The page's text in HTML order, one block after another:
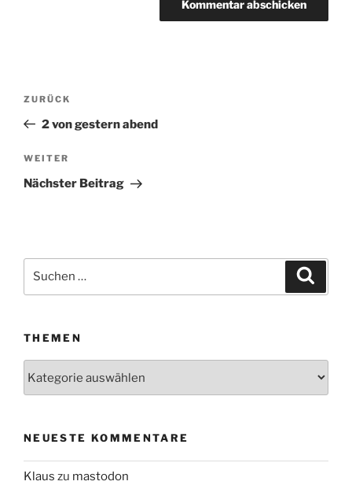
Beitragsnavigation
Vorheriger
Beitrag
ZURÜCK
2 von gestern abend
Nächster
Beitrag
WEITER
Nächster Beitrag
Suchen
THEMEN
NEUESTE KOMMENTARE
Klaus zu mastodon